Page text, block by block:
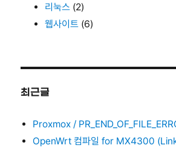
리눅스 (2)
웹사이트 (6)
최근글
Proxmox /
OpenWrt 컴파일 for MX4300